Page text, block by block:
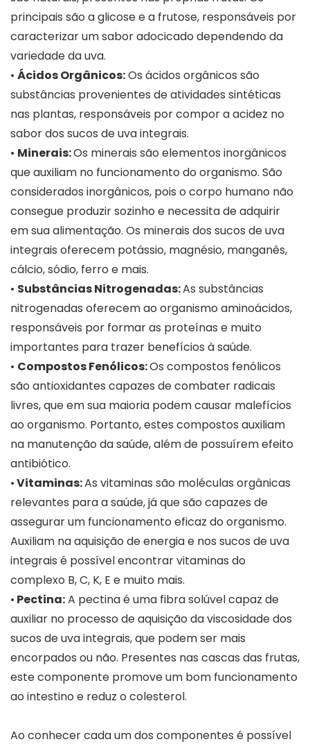
principais são a glicose e a frutose, responsáveis por
caracterizar um sabor adocicado dependendo da
variedade da uva.
• Ácidos Orgânicos:Os ácidos orgânicos são
substâncias provenientes de atividades sintéticas
nas plantas, responsáveis por compor a acidez no
sabor dos sucos de uva integrais.
• Minerais:Os minerais são elementos inorgânicos
que auxiliam no funcionamento do organismo. São
considerados inorgânicos, pois o corpo humano não
consegue produzir sozinho e necessita de adquirir
em sua alimentação. Os minerais dos sucos de uva
integrais oferecem potássio, magnésio, manganês,
cálcio, sódio, ferro e mais.
• Substâncias Nitrogenadas:As substâncias
nitrogenadas oferecem ao organismo aminoácidos,
responsáveis por formar as proteínas e muito
importantes para trazer benefícios à saúde.
• Compostos Fenólicos:Os compostos fenólicos
são antioxidantes capazes de combater radicais
livres, que em sua maioria podem causar malefícios
ao organismo. Portanto, estes compostos auxiliam
na manutenção da saúde, além de possuírem efeito
antibiótico.
•Vitaminas:As vitaminas são moléculas orgânicas
relevantes para a saúde, já que são capazes de
assegurar um funcionamento eficaz do organismo.
Auxiliam na aquisição de energia e nos sucos de uva
integrais é possível encontrar vitaminas do
complexo B, C, K, E e muito mais.
• Pectina:A pectina é uma fibra solúvel capaz de
auxiliar no processo de aquisição da viscosidade dos
sucos de uva integrais, que podem ser mais
encorpados ou não. Presentes nas cascas das frutas,
este componente promove um bom funcionamento
ao intestino e reduz o colesterol.
Ao conhecer cada um dos componentes é possível